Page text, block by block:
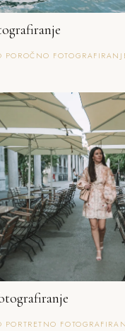
POROČNO
PORTRETNO